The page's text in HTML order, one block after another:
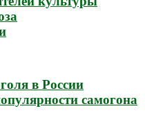
в России
самогона